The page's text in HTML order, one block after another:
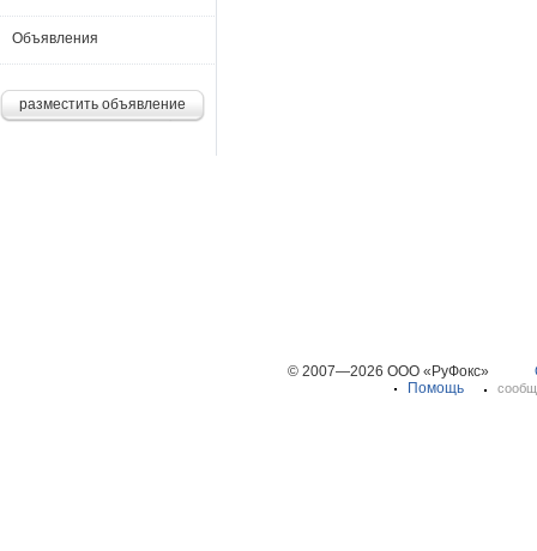
Объявления
разместить объявление
© 2007—2026 ООО «РуФокс»
Помощь